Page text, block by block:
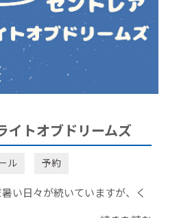
イトオブドリームズ
ル 予約
い日々が続いていますが、く